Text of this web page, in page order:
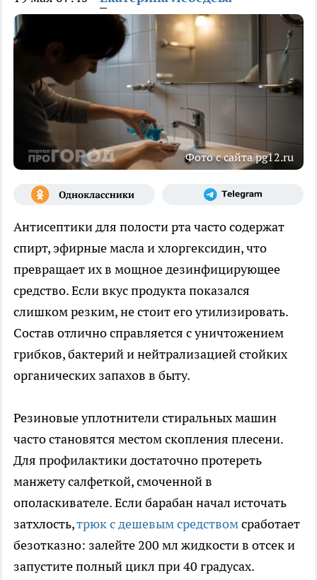
Фото с сайта pg12.ru
Антисептики для полости рта часто содержат
спирт, эфирные масла и хлоргексидин, что
превращает их в мощное дезинфицирующее
средство. Если вкус продукта показался
слишком резким, не стоит его утилизировать.
Состав отлично справляется с уничтожением
грибков, бактерий и нейтрализацией стойких
органических запахов в быту.
Резиновые уплотнители стиральных машин
часто становятся местом скопления плесени.
Для профилактики достаточно протереть
манжету салфеткой, смоченной в
ополаскивателе. Если барабан начал источать
затхлость,трюк с дешевым средствомсработает
безотказно: залейте 200 мл жидкости в отсек и
запустите полный цикл при 40 градусах.